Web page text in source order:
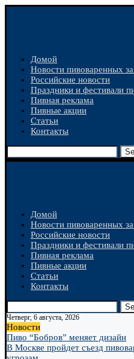
Домой
Новости пивоваренных
Российские новости
Праздники и фестивали
Пивная реклама
Пивные акции
Статьи
Контакты
Домой
Новости пивоваренных
Российские новости
Праздники и фестивали
Пивная реклама
Пивные акции
Статьи
Контакты
Четверг, 6 августа, 2026
Новости
Пиво “Бобров” меняет дизайн
В Москве пройдет съезд